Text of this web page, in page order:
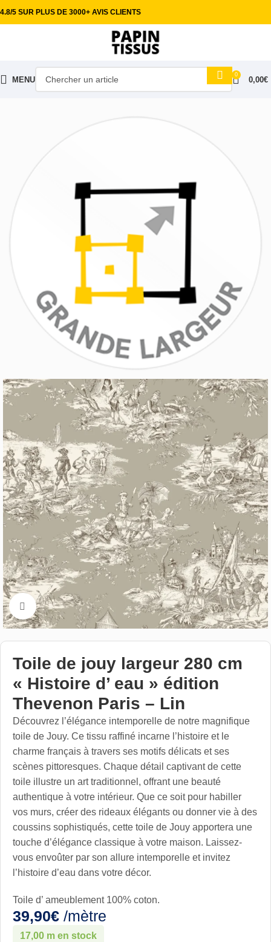
4.8/5 SUR PLUS DE 3000+ AVIS CLIENTS
MENU
0
0,00€
Cliquez pour aggrandir
Toile de jouy largeur 280 cm
« Histoire d’ eau » édition
Thevenon Paris – Lin
Découvrez l’élégance intemporelle de notre magnifique
toile de Jouy. Ce tissu raffiné incarne l’histoire et le
charme français à travers ses motifs délicats et ses
scènes pittoresques. Chaque détail captivant de cette
toile illustre un art traditionnel, offrant une beauté
authentique à votre intérieur. Que ce soit pour habiller
vos murs, créer des rideaux élégants ou donner vie à des
coussins sophistiqués, cette toile de Jouy apportera une
touche d’élégance classique à votre maison. Laissez-
vous envoûter par son allure intemporelle et invitez
l’histoire d’eau dans votre décor.
Toile d’ ameublement 100% coton.
39,90€ /mètre
17,00 m en stock